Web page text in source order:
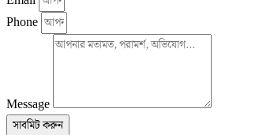
Phone
Message
সাবমিট করুন